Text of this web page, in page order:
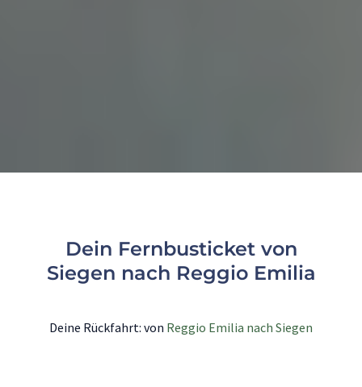
Dein Fernbusticket von
Siegen nach Reggio Emilia
Deine Rückfahrt: von Reggio Emilia nach Siegen